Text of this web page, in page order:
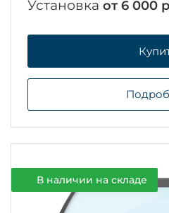
Установка от 6 000
В наличии на складе